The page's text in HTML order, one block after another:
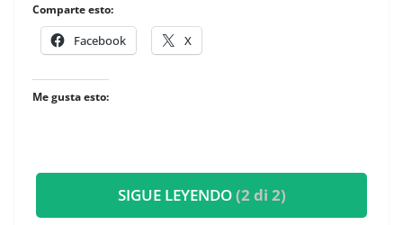
Comparte esto:
Facebook X
Me gusta esto:
SIGUE LEYENDO(2 di 2)